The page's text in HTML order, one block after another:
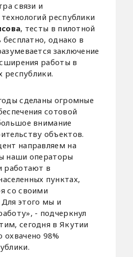
связи и
республики
, тесты в пилотной
однако в
заключение
работы в
республики.
сделаны огромные
сотовой
внимание
объектов.
направляем на
наши операторы
работают в
пунктах,
со своими
этого мы и
- подчеркнул
сегодня в Якутии
охвачено 98%